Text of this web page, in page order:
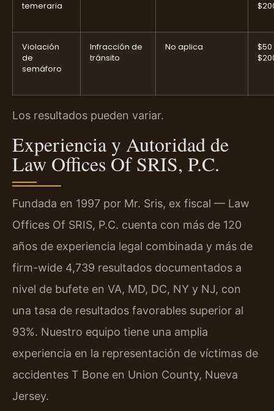
temeraria
Violación
de
semáforo
Infracción de
tránsito
No aplica
$50
Los resultados pueden variar.
Experiencia y Autoridad de
Law Offices Of SRIS, P.C.
Fundada en 1997 por Mr. Sris, ex fiscal — Law
Offices Of SRIS, P.C. cuenta con más de 120
años de experiencia legal combinada y más de
firm-wide 4,739 resultados documentados a
nivel de bufete en VA, MD, DC, NY y NJ, con
una tasa de resultados favorables superior al
93%. Nuestro equipo tiene una amplia
experiencia en la representación de víctimas de
accidentes T Bone en Union County, Nueva
Jersey.